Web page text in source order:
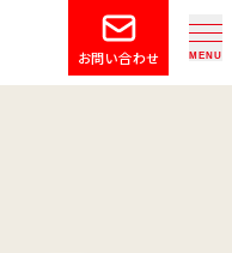
お問い合わせ